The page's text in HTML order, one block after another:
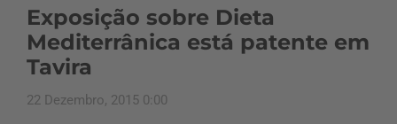
Exposição sobre Dieta
Mediterrânica está patente em
Tavira
22 Dezembro, 2015 0:00